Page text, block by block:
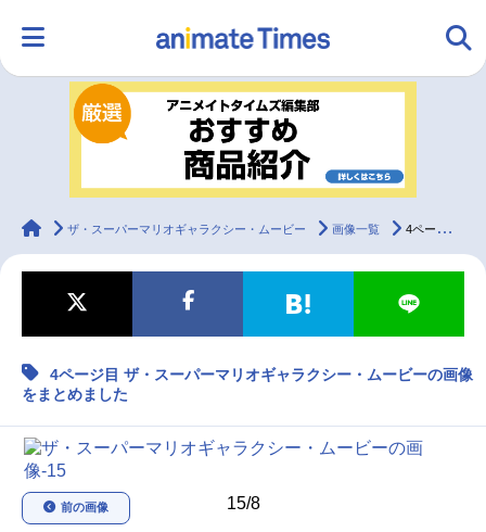
ランキング アニメ
ラジオ グッズ
マンガ・ラノベ ゲーム・アプリ 音楽 コスプレ
2.5次元 トレンド 無料マンガ
最新記事一覧
アニメ記事一覧
アニメ映画一覧
animateTimes
ザ・スーパーマリオギャラクシー・ムービー 画像一覧 4ページ目 ザ・スーパーマリオギャラクシー・ムービーの画像をまとめました
4ページ目 ザ・スーパーマリオギャラクシー・ムービーの画像
をまとめました
15/8
前の画像